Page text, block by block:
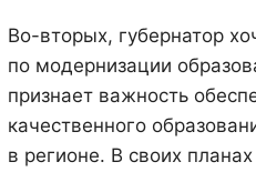
Во-вторых, губернатор
по модернизации
признает важность
качественного
в регионе. В своих